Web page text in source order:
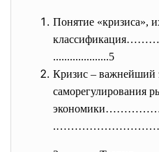
Понятие «кризиса»,
....................5
Кризис – важнейший
саморегулирования
.………